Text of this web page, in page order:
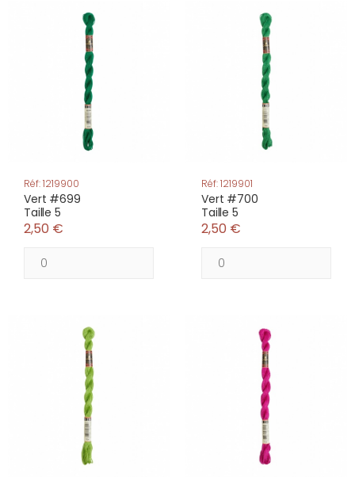
Réf: 1219900
Vert #699
Taille 5
2,50 €
Réf: 1219901
Vert #700
Taille 5
2,50 €